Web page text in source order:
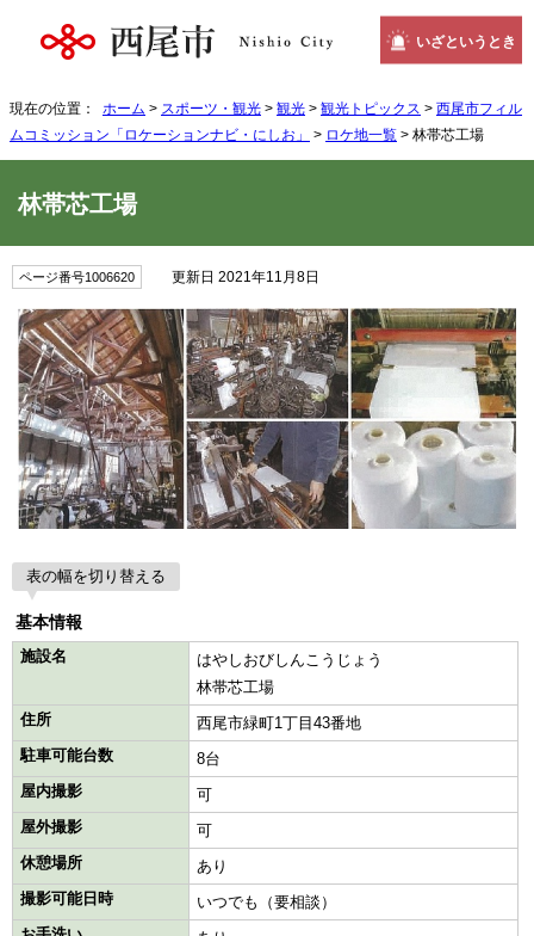
いざというとき
現在の位置： ホーム > スポーツ・観光 > 観光 > 観光トピックス > 西尾市フィル
ムコミッション「ロケーションナビ・にしお」
> ロケ地一覧 > 林帯芯工場
林帯芯工場
ページ番号1006620 更新日 2021年11月8日
表の幅を切り替える
基本情報
施設名
はやしおびしんこうじょう
林帯芯工場
住所
西尾市緑町1丁目43番地
駐車可能台数
8台
屋内撮影
可
屋外撮影
可
休憩場所
あり
撮影可能日時
いつでも（要相談）